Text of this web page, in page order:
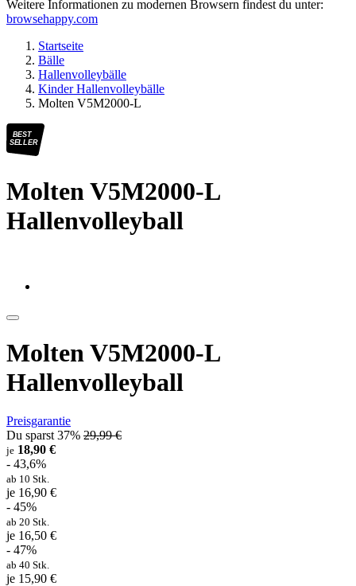
Weitere Informationen zu modernen Browsern findest du unter:
browsehappy.com
Startseite
Bälle
Hallenvolleybälle
Kinder Hallenvolleybälle
Molten V5M2000-L
BEST
SELLER
Molten V5M2000-L
Hallenvolleyball
Molten V5M2000-L
Hallenvolleyball
Preisgarantie
Du sparst 37% 29,99 €
je 18,90 €
- 43,6%
ab 10 Stk.
je 16,90 €
- 45%
ab 20 Stk.
je 16,50 €
- 47%
ab 40 Stk.
je 15,90 €